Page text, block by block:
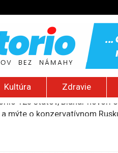
Kultúra Zdravie
123 štátov, Blanár hovorí
mýte o konzervatívnom